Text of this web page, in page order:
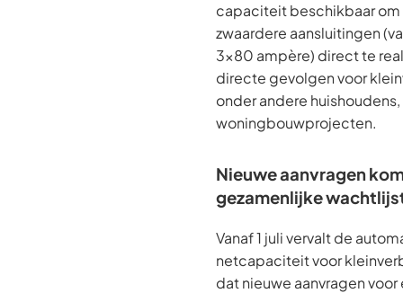
capaciteit beschikbaar om
zwaardere aansluitingen
3x80 ampère) direct te
directe gevolgen voor
onder andere
woningbouwprojecten.
Nieuwe aanvragen
gezamenlijke
Vanaf 1 juli vervalt de
netcapaciteit voor
dat nieuwe aanvragen voor